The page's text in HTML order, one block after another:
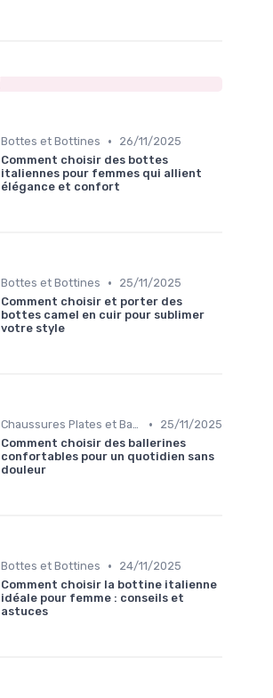
Bottes et Bottines •
26/11/2025
Comment choisir des bottes
italiennes pour femmes qui allient
élégance et confort
Bottes et Bottines •
25/11/2025
Comment choisir et porter des
bottes camel en cuir pour sublimer
votre style
Chaussures Plates et Ballerines •
25/11/2025
Comment choisir des ballerines
confortables pour un quotidien sans
douleur
Bottes et Bottines •
24/11/2025
Comment choisir la bottine italienne
idéale pour femme : conseils et
astuces